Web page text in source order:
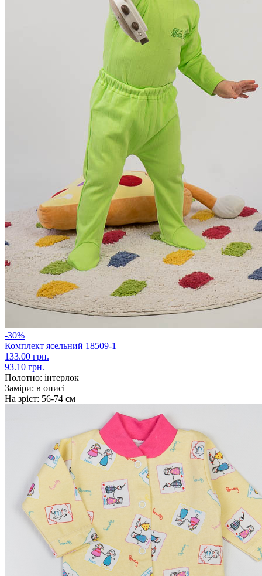
-30%
Комплект ясельний 18509-1
133.00 грн.
93.10 грн.
Полотно: інтерлок
Заміри: в описі
На зріст: 56-74 см